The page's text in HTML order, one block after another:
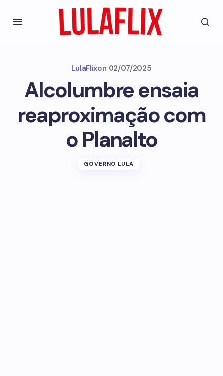
LulaFlixon 02/07/2025
Alcolumbre ensaia
reaproximação com
o Planalto
GOVERNO LULA